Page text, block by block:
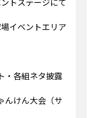
イベントエリア
各組ネタ披露
けん大会（サ